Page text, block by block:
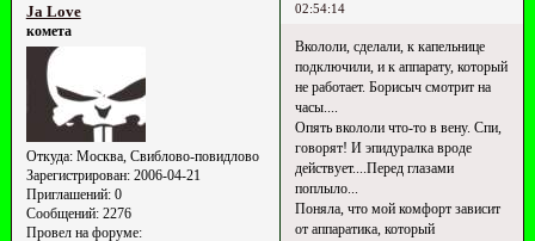
02:54:14
Ja Love
комета
Откуда:Москва, Свиблово-повидлово
Зарегистрирован: 2006-04-21
Приглашений:0
Сообщений:2276
Провел на форуме:
Вкололи, сделали, к капельнице
подключили, и к аппарату, который
не работает. Борисыч смотрит на
часы....
Опять вкололи что-то в вену. Спи,
говорят! И эпидуралка вроде
действует....Перед глазами
поплыло...
Поняла, что мой комфорт зависит
от аппаратика, который